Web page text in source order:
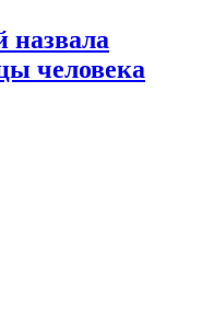
назвала
человека